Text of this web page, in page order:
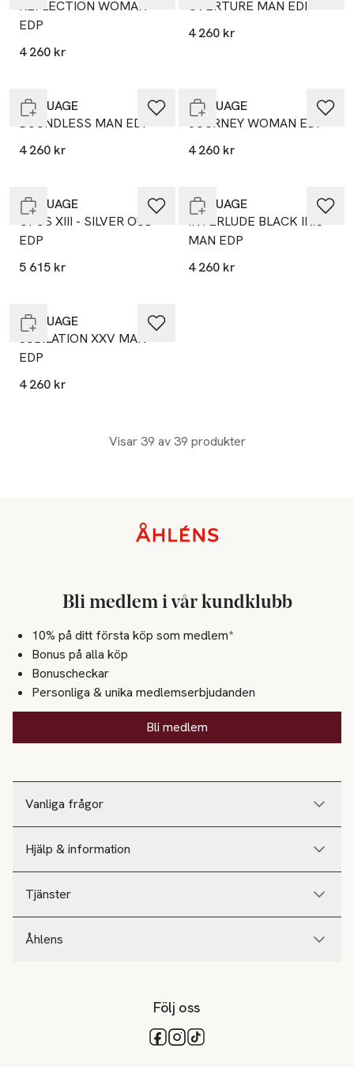
REFLECTION WOMAN
EDP
4 260 kr
OVERTURE MAN EDP
4 260 kr
AMOUAGE
BOUNDLESS MAN EDP
4 260 kr
AMOUAGE
JOURNEY WOMAN EDP
4 260 kr
AMOUAGE
OPUS XIII - SILVER OUD
EDP
5 615 kr
AMOUAGE
INTERLUDE BLACK IRIS
MAN EDP
4 260 kr
AMOUAGE
JUBILATION XXV MAN
EDP
4 260 kr
Visar 39 av 39 produkter
Vanliga frågor
Hjälp & information
Tjänster
Åhlens
Bli medlem i vår kundklubb
10% på ditt första köp som medlem*
Bonus på alla köp
Bonuscheckar
Personliga & unika medlemserbjudanden
Bli medlem
Följ oss